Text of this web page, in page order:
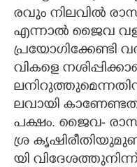
ര​വും​ നി​ല​വി​ൽ​
എ​ന്നാ​ൽ​ ജൈ​വ​
പ്ര​യോ​ഗി​ക്കേ​ണ്ടി​
വി​ക​ളെ​
ല​വാ​യി​
പ​ക്ഷം​. ജൈ​വ​-​
ശ്ര​
യി​